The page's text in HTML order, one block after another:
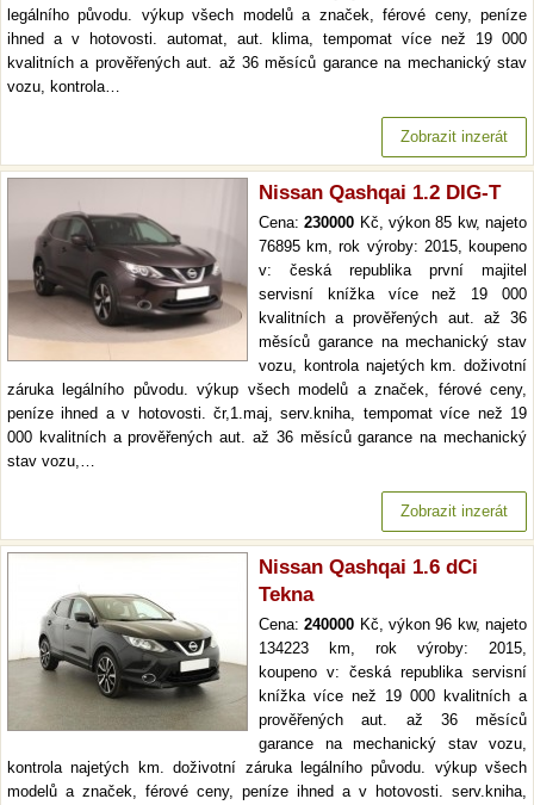
legálního původu. výkup všech modelů a značek, férové ceny, peníze
ihned a v hotovosti. automat, aut. klima, tempomat více než 19 000
kvalitních a prověřených aut. až 36 měsíců garance na mechanický stav
vozu, kontrola…
Zobrazit inzerát
Nissan Qashqai 1.2 DIG-T
Cena:230000 Kč, výkon 85 kw, najeto
76895 km, rok výroby: 2015, koupeno
v: česká republika první majitel
servisní knížka více než 19 000
kvalitních a prověřených aut. až 36
měsíců garance na mechanický stav
vozu, kontrola najetých km. doživotní
záruka legálního původu. výkup všech modelů a značek, férové ceny,
peníze ihned a v hotovosti. čr,1.maj, serv.kniha, tempomat více než 19
000 kvalitních a prověřených aut. až 36 měsíců garance na mechanický
stav vozu,…
Zobrazit inzerát
Nissan Qashqai 1.6 dCi
Tekna
Cena:240000 Kč, výkon 96 kw, najeto
134223 km, rok výroby: 2015,
koupeno v: česká republika servisní
knížka více než 19 000 kvalitních a
prověřených aut. až 36 měsíců
garance na mechanický stav vozu,
kontrola najetých km. doživotní záruka legálního původu. výkup všech
modelů a značek, férové ceny, peníze ihned a v hotovosti. serv.kniha,